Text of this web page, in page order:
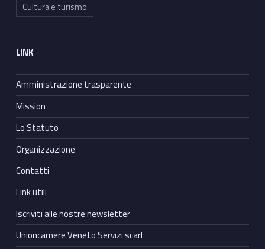
Cultura e turismo
LINK
Amministrazione trasparente
Mission
Lo Statuto
Organizzazione
Contatti
Link utili
Iscriviti alle nostre newsletter
Unioncamere Veneto Servizi scarl